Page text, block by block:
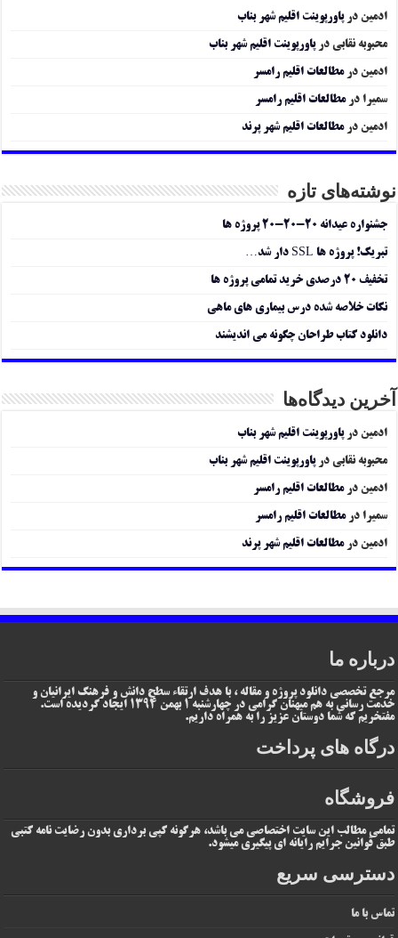
ادمین درپاورپوینت اقلیم شهر بناب
محبوبه نقابی درپاورپوینت اقلیم شهر بناب
ادمین درمطالعات اقلیم رامسر
سمیرا درمطالعات اقلیم رامسر
ادمین درمطالعات اقلیم شهر پرند
نوشته‌های تازه
جشنواره عیدانه ۲۰-۲۰-۲۰ پروژه ها
تبریک! پروژه ها SSL دار شد…
تخفیف ۲۰ درصدی خرید تمامی پروژه ها
نکات خلاصه شده درس بیماری های ماهی
دانلود کتاب طراحان چگونه می اندیشند
آخرین دیدگاه‌ها
ادمین درپاورپوینت اقلیم شهر بناب
محبوبه نقابی درپاورپوینت اقلیم شهر بناب
ادمین درمطالعات اقلیم رامسر
سمیرا درمطالعات اقلیم رامسر
ادمین درمطالعات اقلیم شهر پرند
درباره ما
مرجع تخصصی دانلود پروژه و مقاله ، با هدف ارتقاء سطح دانش و فرهنگ ایرانیان و
خدمت رسانی به هم میهنان گرامی در چهارشنبه 1 بهمن 1394 ایجاد گردیده است.
مفتخریم که شما دوستان عزیز را به همراه داریم.
درگاه های پرداخت
فروشگاه
تمامی مطالب این سایت اختصاصی می باشد، هرگونه کپی برداری بدون رضایت نامه کتبی
طبق قوانین جرایم رایانه ای پیگیری میشود.
دسترسی سریع
تماس با ما